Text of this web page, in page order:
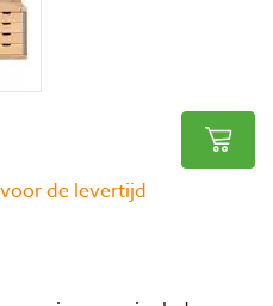
de levertijd